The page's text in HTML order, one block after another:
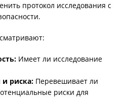
протокол исследования с
Имеет ли исследование
риска: Перевешивает ли
риски для